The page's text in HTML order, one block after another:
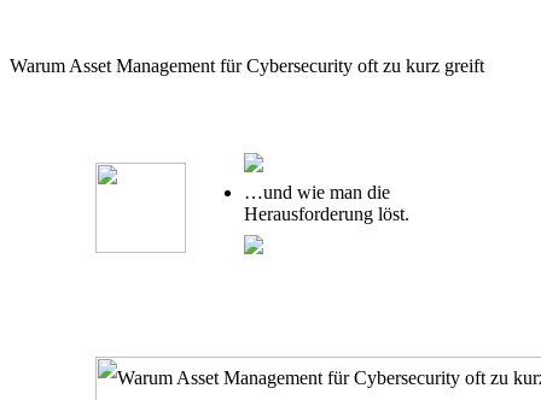
Warum Asset Management für Cybersecurity oft zu kurz greift
…und wie man die
Herausforderung löst.